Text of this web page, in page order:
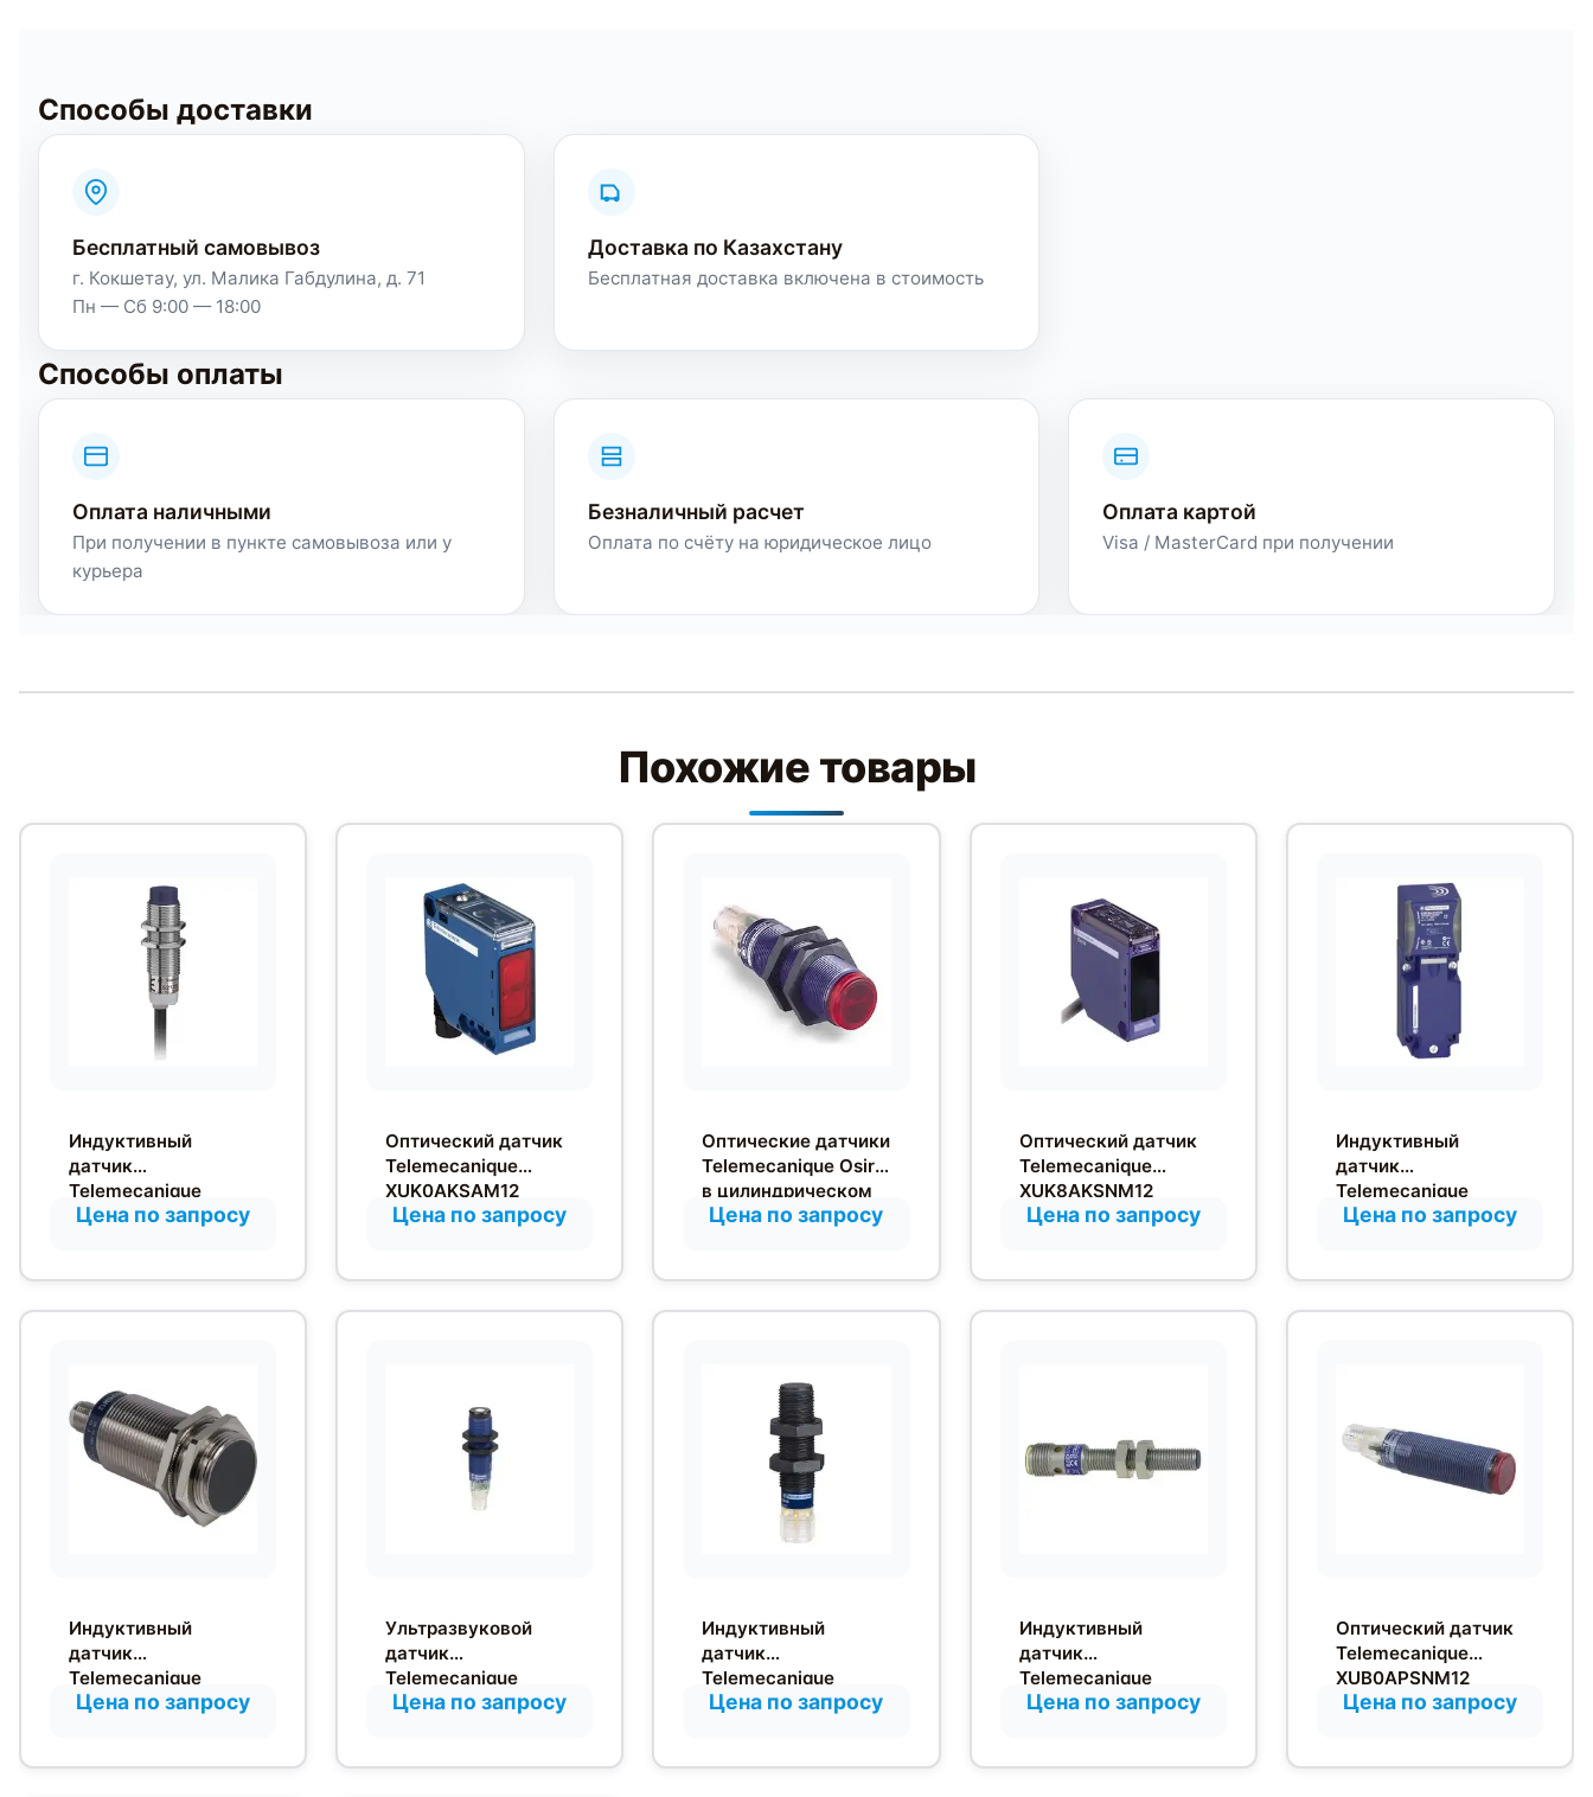
Способы доставки
Бесплатный самовывоз
г. Кокшетау, ул. Малика Габдулина, д. 71
Пн — Сб 9:00 — 18:00
Доставка по Казахстану
Бесплатная доставка включена в стоимость
Способы оплаты
Оплата наличными
При получении в пункте самовывоза или у
курьера
Безналичный расчет
Оплата по счёту на юридическое лицо
Оплата картой
Visa / MasterCard при получении
Похожие товары
Индуктивный
датчик
Telemecanique
XS212BLNAL2
Цена по запросу
Оптический датчик
Telemecanique
XUK0AKSAM12
Цена по запросу
Оптические датчики
Telemecanique Osiris
в цилиндрическом
корпусе с
Цена по запросу
Оптический датчик
Telemecanique
XUK8AKSNM12
Цена по запросу
Индуктивный
датчик
Telemecanique
XS7C4A1MPG13
Цена по запросу
Индуктивный
датчик
Telemecanique
XS630B1MAU20
Цена по запросу
Ультразвуковой
датчик
Telemecanique
XX518A3PAM12
Цена по запросу
Индуктивный
датчик
Telemecanique
XS4P12PA370D
Цена по запросу
Индуктивный
датчик
Telemecanique
XS1M08PC410D
Цена по запросу
Оптический датчик
Telemecanique
XUB0APSNM12
Цена по запросу